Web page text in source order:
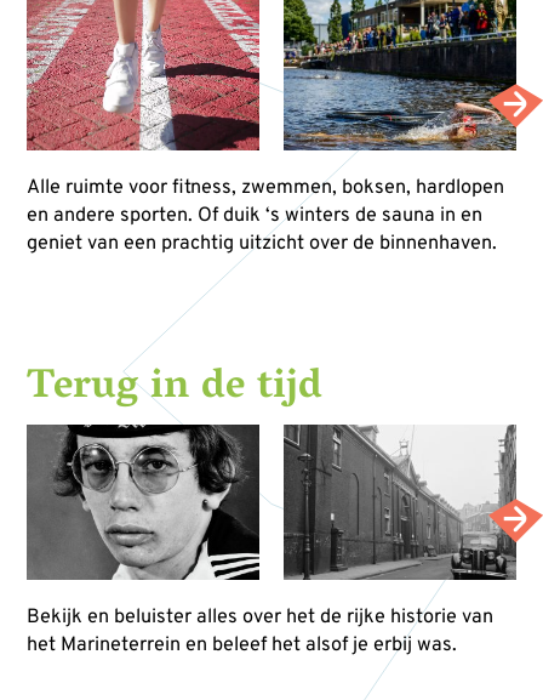
Alle ruimte voor fitness, zwemmen, boksen, hardlopen
en andere sporten. Of duik ‘s winters de sauna in en
geniet van een prachtig uitzicht over de binnenhaven.
Terug in de tijd
Bekijk en beluister alles over het de rijke historie van
het Marineterrein en beleef het alsof je erbij was.